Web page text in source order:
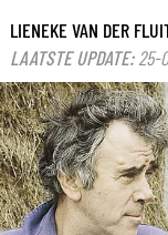
LIENEKE VAN DER
LAATSTE UPDATE: 25-